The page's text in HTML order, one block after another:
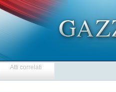
Atti correlati